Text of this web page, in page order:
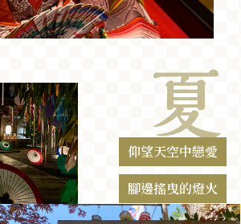
仰望天空中戀愛
腳邊搖曳的燈火